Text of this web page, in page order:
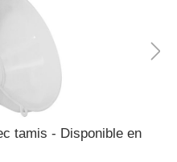
tamis - Disponible en